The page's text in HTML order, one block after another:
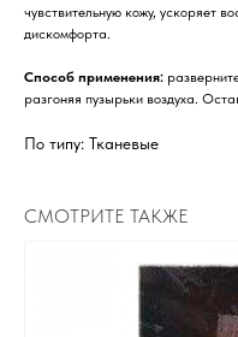
чувствительную кожу, ускоряет
дискомфорта.
Способ применения:
разгоняя пузырьки воздуха.
По типу: Тканевые
СМОТРИТЕ ТАКЖЕ